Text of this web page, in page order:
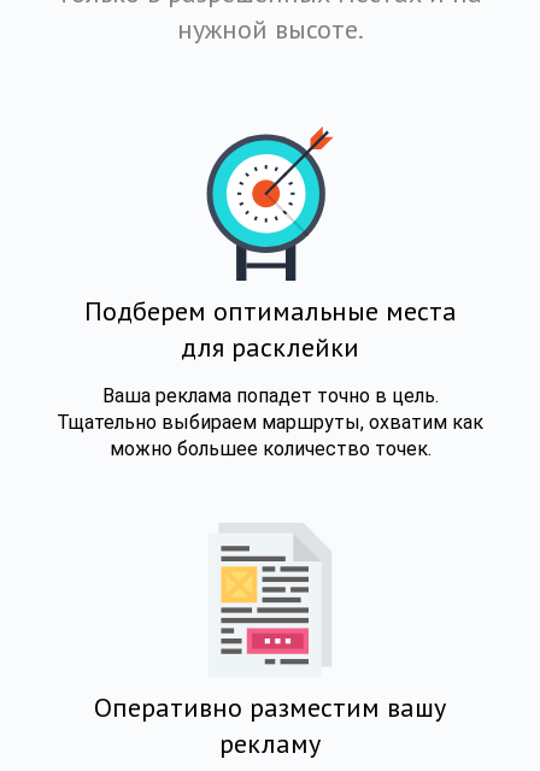
нужной высоте.
Подберем оптимальные места
для расклейки
Ваша реклама попадет точно в цель.
Тщательно выбираем маршруты, охватим как
можно большее количество точек.
Оперативно разместим вашу
рекламу